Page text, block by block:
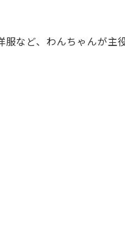
など、わんちゃんが主